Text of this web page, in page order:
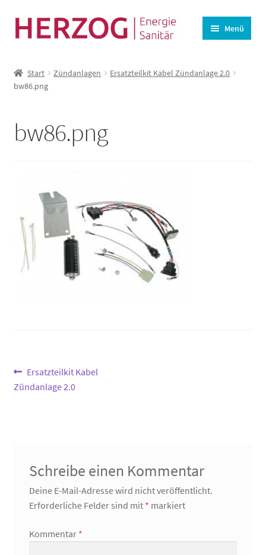
Zur
Navigation
Zum
Inhalt
Menü
BHKW-Ersatzteile
Lüftung
Warenkorb
Start Zündanlagen
Ersatzteilkit Kabel Zündanlage 2.0
bw86.png
bw86.png
Beitragsnavigation
Vorheriger
Beitrag:
Ersatzteilkit Kabel
Zündanlage 2.0
Schreibe einen Kommentar
Deine E-Mail-Adresse wird nicht veröffentlicht.
Erforderliche Felder sind mit * markiert
Kommentar *